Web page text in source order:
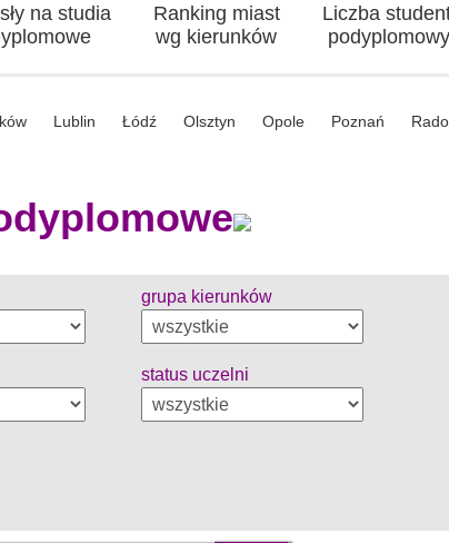
na studia
Ranking miast
wg kierunków
Liczba
Lublin Łódź Olsztyn Opole Poznań
grupa kierunków
status uczelni